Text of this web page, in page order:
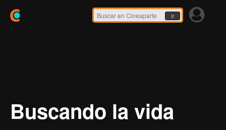
Ir
Buscando la vida